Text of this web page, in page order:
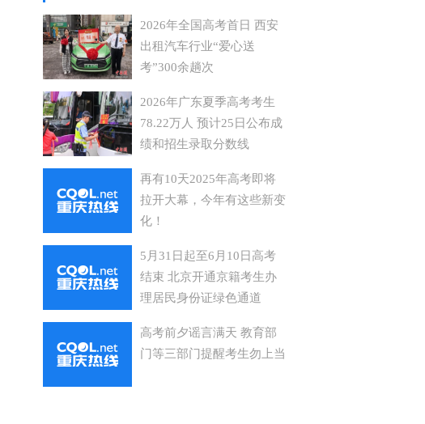
2026年全国高考首日 西安
出租汽车行业“爱心送
考”300余趟次
2026年广东夏季高考考生
78.22万人 预计25日公布成
绩和招生录取分数线
再有10天2025年高考即将
拉开大幕，今年有这些新变
化！
5月31日起至6月10日高考
结束 北京开通京籍考生办
理居民身份证绿色通道
高考前夕谣言满天 教育部
门等三部门提醒考生勿上当